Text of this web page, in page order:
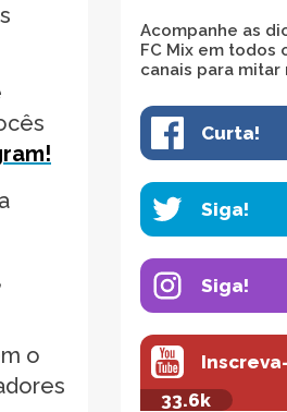
o
Acompanhe as
FC Mix em todos
canais para mitar
Curta!
Siga!
Siga!
33.6k